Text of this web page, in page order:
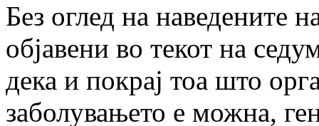
Без оглед на наведените
објавени во текот на
дека и покрај тоа што
заболувањето е можна,